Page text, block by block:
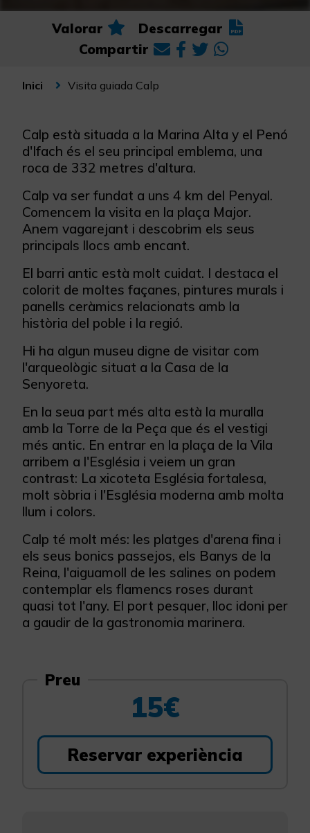
Valorar
Descarregar
Compartir
Inici Visita guiada Calp
Calp està situada a la Marina Alta y el Penó
d'Ifach és el seu principal emblema, una
roca de 332 metres d'altura.
Calp va ser fundat a uns 4 km del Penyal.
Comencem la visita en la plaça Major.
Anem vagarejant i descobrim els seus
principals llocs amb encant.
El barri antic està molt cuidat. I destaca el
colorit de moltes façanes, pintures murals i
panells ceràmics relacionats amb la
història del poble i la regió.
Hi ha algun museu digne de visitar com
l'arqueològic situat a la Casa de la
Senyoreta.
En la seua part més alta està la muralla
amb la Torre de la Peça que és el vestigi
més antic. En entrar en la plaça de la Vila
arribem a l'Església i veiem un gran
contrast: La xicoteta Església fortalesa,
molt sòbria i l'Església moderna amb molta
llum i colors.
Calp té molt més: les platges d'arena fina i
els seus bonics passejos, els Banys de la
Reina, l'aiguamoll de les salines on podem
contemplar els flamencs roses durant
quasi tot l'any. El port pesquer, lloc idoni per
a gaudir de la gastronomia marinera.
Preu
15€
Reservar experiència